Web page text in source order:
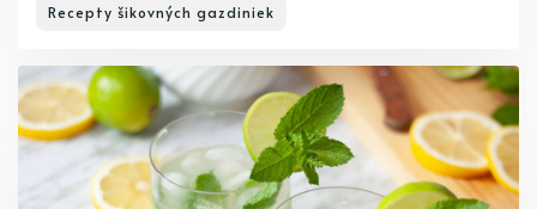
Recepty šikovných gazdiniek